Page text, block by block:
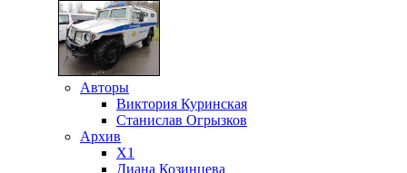
Авторы
Виктория Куринская
Станислав Огрызков
Архив
X1
Диана Козинцева